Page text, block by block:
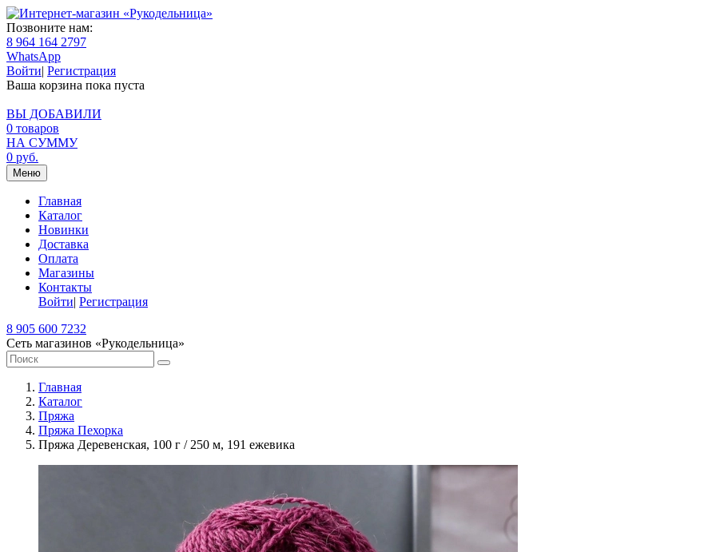
Позвоните нам:
8 964 164 2797
WhatsApp
Войти| Регистрация
Ваша корзина пока пуста
ВЫ ДОБАВИЛИ
0 товаров
НА СУММУ
0 руб.
Меню
Главная
Каталог
Новинки
Доставка
Оплата
Магазины
Контакты
Войти| Регистрация
8 905 600 7232
Сеть магазинов «Рукодельница»
Главная
Каталог
Пряжа
Пряжа Пехорка
Пряжа Деревенская, 100 г / 250 м, 191 ежевика